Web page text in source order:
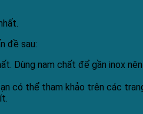
đề sau:
Dùng nam chất để gần inox
có thể tham khảo trên các